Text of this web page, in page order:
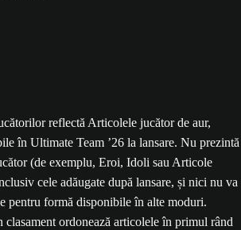
reflectă Articolele jucător de aur,
în Ultimate Team ’26 la lansare. Nu prezintă
(de exemplu, Eroi, Idoli sau Articole
cele adăugate după lansare, și nici nu va
pentru formă disponibile în alte moduri.
clasament ordonează articolele în primul rând